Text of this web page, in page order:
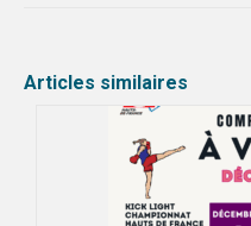
Articles similaires